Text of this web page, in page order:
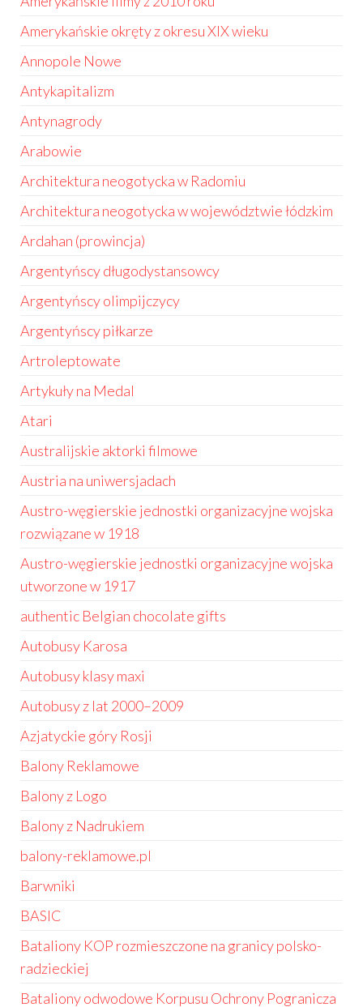
Amerykańskie okręty z okresu XIX wieku
Annopole Nowe
Antykapitalizm
Antynagrody
Arabowie
Architektura neogotycka w Radomiu
Architektura neogotycka w województwie łódzkim
Ardahan (prowincja)
Argentyńscy długodystansowcy
Argentyńscy olimpijczycy
Argentyńscy piłkarze
Artroleptowate
Artykuły na Medal
Atari
Australijskie aktorki filmowe
Austria na uniwersjadach
Austro-węgierskie jednostki organizacyjne wojska
rozwiązane w 1918
Austro-węgierskie jednostki organizacyjne wojska
utworzone w 1917
authentic Belgian chocolate gifts
Autobusy Karosa
Autobusy klasy maxi
Autobusy z lat 2000–2009
Azjatyckie góry Rosji
Balony Reklamowe
Balony z Logo
Balony z Nadrukiem
balony-reklamowe.pl
Barwniki
BASIC
Bataliony KOP rozmieszczone na granicy polsko-
radzieckiej
Bataliony odwodowe Korpusu Ochrony Pogranicza